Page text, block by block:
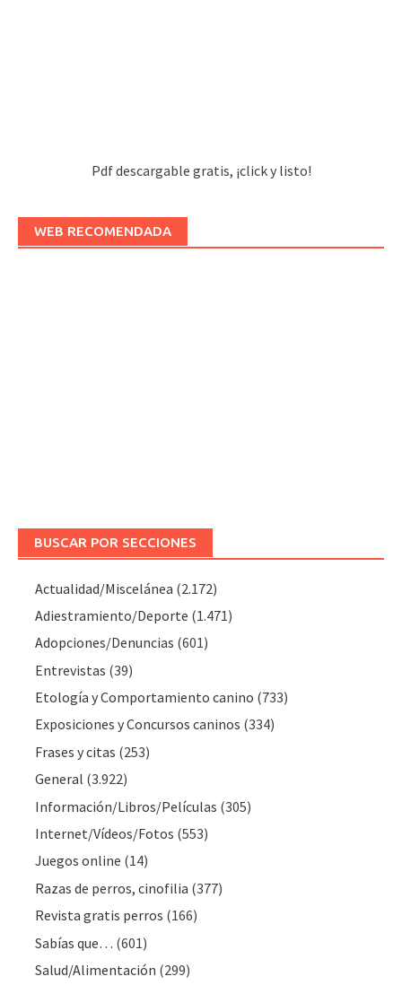
Pdf descargable gratis, ¡click y listo!
WEB RECOMENDADA
BUSCAR POR SECCIONES
Actualidad/Miscelánea (2.172)
Adiestramiento/Deporte (1.471)
Adopciones/Denuncias (601)
Entrevistas (39)
Etología y Comportamiento canino (733)
Exposiciones y Concursos caninos (334)
Frases y citas (253)
General (3.922)
Información/Libros/Películas (305)
Internet/Vídeos/Fotos (553)
Juegos online (14)
Razas de perros, cinofilia (377)
Revista gratis perros (166)
Sabías que… (601)
Salud/Alimentación (299)